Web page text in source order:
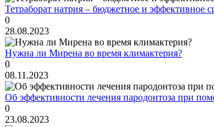
Тетраборат натрия – бюджетное и эффективное
0
28.08.2023
Нужна ли Мирена во время климактерия?
0
08.11.2023
Об эффективности лечения пародонтоза при
0
23.08.2023